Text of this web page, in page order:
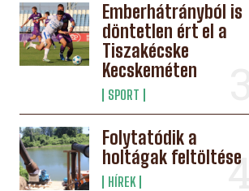
Emberhátrányból is
döntetlen ért el a
Tiszakécske
Kecskeméten
SPORT
Folytatódik a
holtágak feltöltése
HÍREK